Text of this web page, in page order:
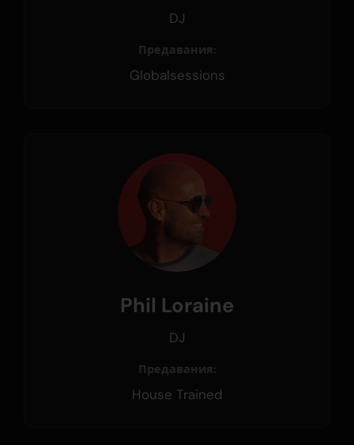
DJ
Предавания:
Globalsessions
Phil Loraine
DJ
Предавания:
House Trained